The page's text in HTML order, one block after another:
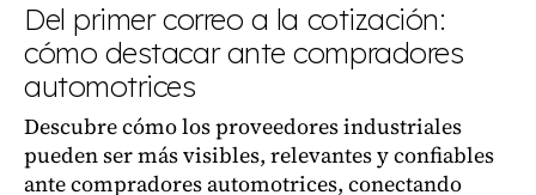
Del primer correo a la cotización:
cómo destacar ante compradores
automotrices
Descubre cómo los proveedores industriales
pueden ser más visibles, relevantes y confiables
ante compradores automotrices, conectando